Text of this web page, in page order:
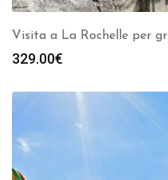
Visita a La Rochelle per
329.00€